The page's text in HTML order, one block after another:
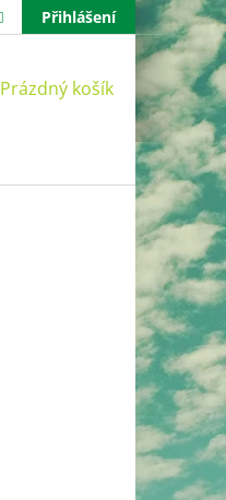
Přihlášení
NÁKUPNÍ
Prázdný košík